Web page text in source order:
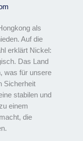
als
Auf die
erklärt Nickel:
Das Land
was für unsere
Sicherheit
stabilen und
einem
die